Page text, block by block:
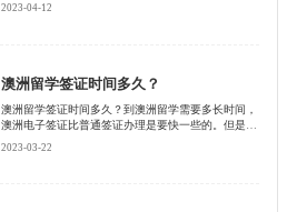
2023-04-12
澳洲留学签证时间多久？
澳洲留学签证时间多久？到澳洲留学需要多长时间，
澳洲电子签证比普通签证办理是要快一些的。但是两
2023-03-22